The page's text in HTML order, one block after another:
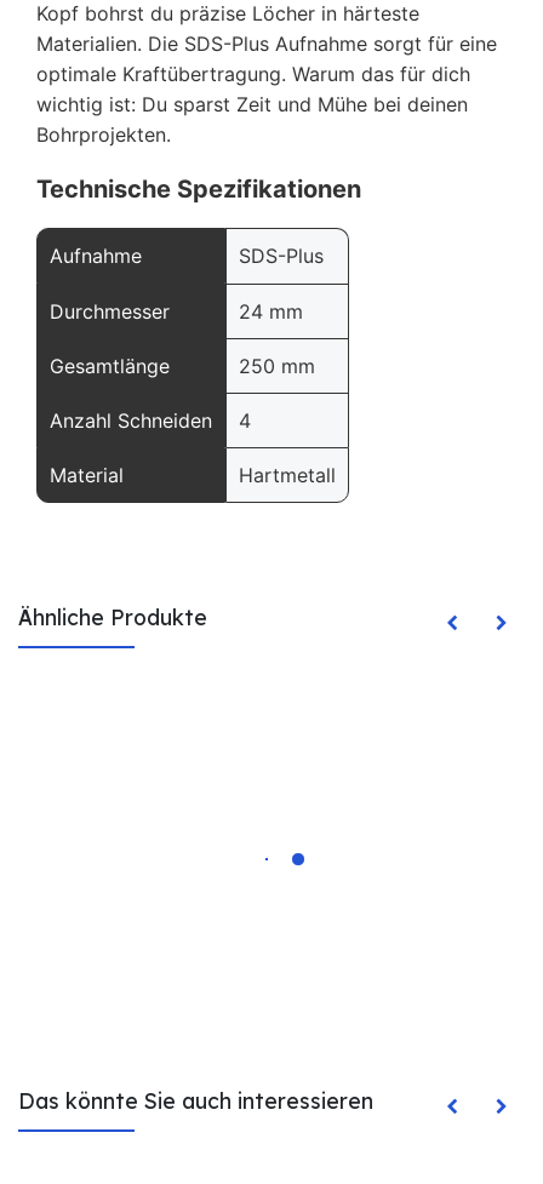
Kopf bohrst du präzise Löcher in härteste
Materialien. Die SDS-Plus Aufnahme sorgt für eine
optimale Kraftübertragung. Warum das für dich
wichtig ist: Du sparst Zeit und Mühe bei deinen
Bohrprojekten.
Technische Spezifikationen
Aufnahme SDS-Plus
Durchmesser 24 mm
Gesamtlänge 250 mm
Anzahl Schneiden 4
Material Hartmetall
Ähnliche Produkte
Das könnte Sie auch interessieren